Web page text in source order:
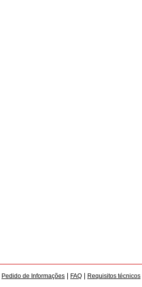
Pedido de Informações FAQ Requisitos técnicos